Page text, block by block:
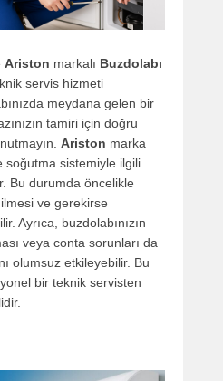
Ariston markalı Buzdolabı
servis hizmeti
meydana gelen bir
tamiri için doğru
Ariston marka
soğutma sistemiyle ilgili
Bu durumda öncelikle
ve gerekirse
Ayrıca, buzdolabınızın
veya conta sorunları da
olumsuz etkileyebilir. Bu
bir teknik servisten